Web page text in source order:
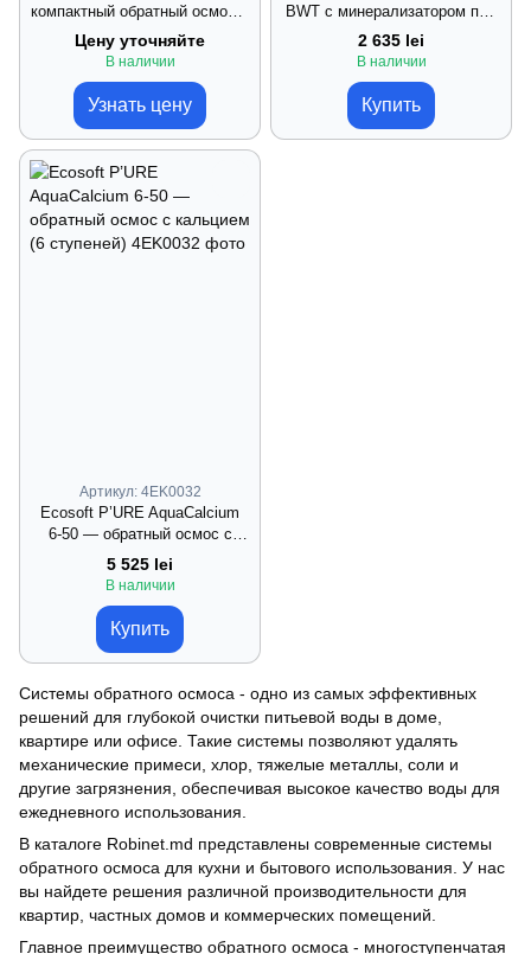
компактный обратный осмос 6
ступеней без помпы
Цену уточняйте
В наличии
Узнать цену
BWT с минерализатором под
мойку
2 635 lei
В наличии
Купить
Артикул: 4EK0032
Ecosoft P’URE AquaCalcium
6‑50 — обратный осмос с
кальцием (6 ступеней)
5 525 lei
В наличии
Купить
Системы обратного осмоса - одно из самых эффективных
решений для глубокой очистки питьевой воды в доме,
квартире или офисе. Такие системы позволяют удалять
механические примеси, хлор, тяжелые металлы, соли и
другие загрязнения, обеспечивая высокое качество воды для
ежедневного использования.
В каталоге Robinet.md представлены современные системы
обратного осмоса для кухни и бытового использования. У нас
вы найдете решения различной производительности для
квартир, частных домов и коммерческих помещений.
Главное преимущество обратного осмоса - многоступенчатая